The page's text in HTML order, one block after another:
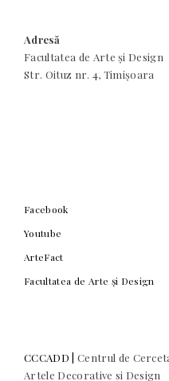
Adresă
Facultatea de Arte și Design
Str. Oituz nr. 4, Timișoara
Facebook
Youtube
ArteFact
Facultatea de Arte și Design
CCCADD | Centrul de
Artele Decorative si Design